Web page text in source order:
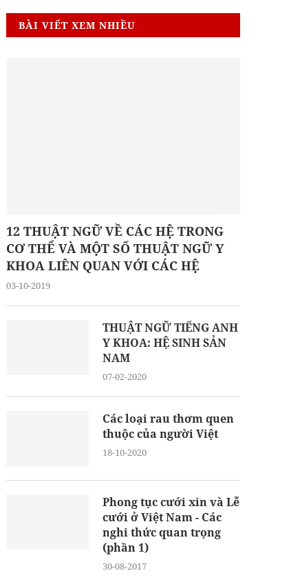
BÀI VIẾT XEM NHIỀU
12 THUẬT NGỮ VỀ CÁC HỆ TRONG
CƠ THỂ VÀ MỘT SỐ THUẬT NGỮ Y
KHOA LIÊN QUAN VỚI CÁC HỆ
03-10-2019
THUẬT NGỮ TIẾNG ANH
Y KHOA: HỆ SINH SẢN
NAM
07-02-2020
Các loại rau thơm quen
thuộc của người Việt
18-10-2020
Phong tục cưới xin và Lễ
cưới ở Việt Nam - Các
nghi thức quan trọng
(phần 1)
30-08-2017